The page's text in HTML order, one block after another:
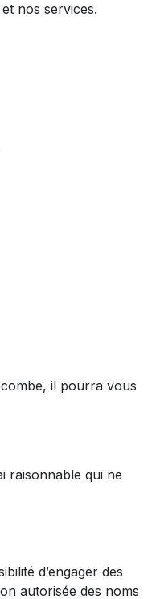
nos services.
il pourra vous
raisonnable qui ne
d’engager des
autorisée des noms